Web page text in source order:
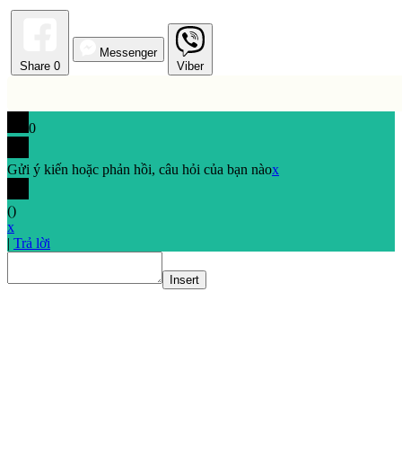
Share 0
Messenger
Viber
0
Gửi ý kiến hoặc phản hồi, câu hỏi của bạn nàox
()
x
| Trả lời
Insert